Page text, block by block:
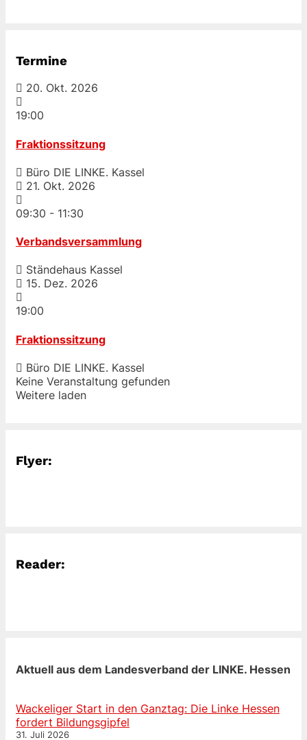
Termine
20. Okt. 2026
19:00
Fraktionssitzung
Büro DIE LINKE. Kassel
21. Okt. 2026
09:30 - 11:30
Verbandsversammlung
Ständehaus Kassel
15. Dez. 2026
19:00
Fraktionssitzung
Büro DIE LINKE. Kassel
Keine Veranstaltung gefunden
Weitere laden
Flyer:
Reader:
Aktuell aus dem Landesverband der LINKE. Hessen
Wackeliger Start in den Ganztag: Die Linke Hessen
fordert Bildungsgipfel
31. Juli 2026